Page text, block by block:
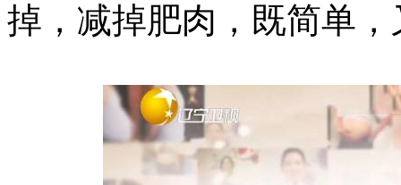
掉，减掉肥肉，既简单